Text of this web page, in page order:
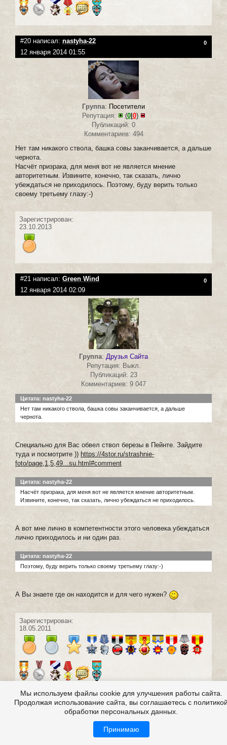
#20 написал: nastyha-22 0
12 января 2014 01:55
Группа: Посетители
Репутация:
(0|0)
Публикаций: 0
Комментариев: 494
Нет там никакого ствола, башка совы заканчивается, а дальше
чернота.
Насчёт призрака, для меня вот не является мнение
авторитетным. Извините, конечно, так сказать, лично
убеждаться не приходилось. Поэтому, буду верить только
своему третьему глазу:-)
Зарегистрирован:
23.10.2013
#21 написал: Green Wind 0
12 января 2014 02:09
Группа: Друзья Сайта
Репутация: Выкл.
Публикаций: 23
Комментариев: 9 047
Цитата: nastyha-22
Нет там никакого ствола, башка совы заканчивается, а дальше
чернота.
Специально для Вас обвел ствол березы в Пейнте. Зайдите
туда и посмотрите )) https://4stor.ru/strashnie-
foto/page,1,5,49...su.html#comment
Цитата: nastyha-22
Насчёт призрака, для меня вот не является мнение авторитетным.
Извините, конечно, так сказать, лично убеждаться не приходилось.
А вот мне лично в компетентности этого человека убеждаться
лично приходилось и ни один раз.
Цитата: nastyha-22
Поэтому, буду верить только своему третьему глазу:-)
А Вы знаете где он находится и для чего нужен?
Зарегистрирован:
18.05.2011
#22 написал:naftysia
12 января 2014 02:14
Мы используем файлы cookie для улучшения работы сайта.
Продолжая использование сайта, вы соглашаетесь с
обработки персональных данных.
Принимаю